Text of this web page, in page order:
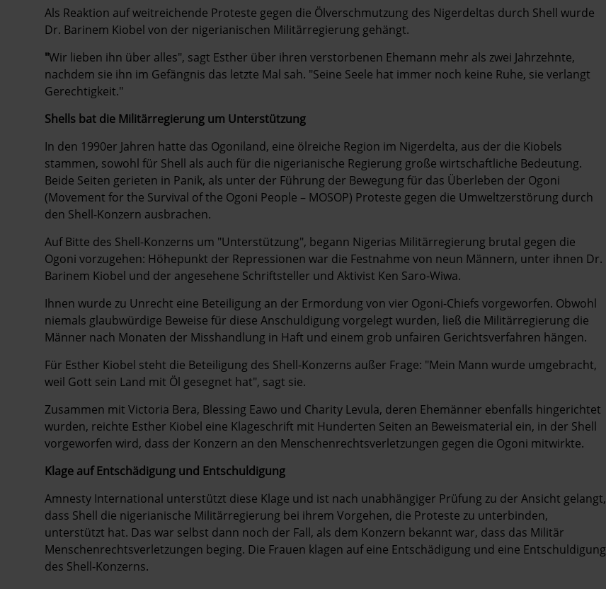
Als Reaktion auf weitreichende Proteste gegen die Ölverschmutzung des Nigerdeltas durch Shell wurde
Dr. Barinem Kiobel von der nigerianischen Militärregierung gehängt.
"Wir lieben ihn über alles", sagt Esther über ihren verstorbenen Ehemann mehr als zwei Jahrzehnte,
nachdem sie ihn im Gefängnis das letzte Mal sah. "Seine Seele hat immer noch keine Ruhe, sie verlangt
Gerechtigkeit."
Shells bat die Militärregierung um Unterstützung
In den 1990er Jahren hatte das Ogoniland, eine ölreiche Region im Nigerdelta, aus der die Kiobels
stammen, sowohl für Shell als auch für die nigerianische Regierung große wirtschaftliche Bedeutung.
Beide Seiten gerieten in Panik, als unter der Führung der Bewegung für das Überleben der Ogoni
(Movement for the Survival of the Ogoni People – MOSOP) Proteste gegen die Umweltzerstörung durch
den Shell-Konzern ausbrachen.
Auf Bitte des Shell-Konzerns um "Unterstützung", begann Nigerias Militärregierung brutal gegen die
Ogoni vorzugehen: Höhepunkt der Repressionen war die Festnahme von neun Männern, unter ihnen Dr.
Barinem Kiobel und der angesehene Schriftsteller und Aktivist Ken Saro-Wiwa.
Ihnen wurde zu Unrecht eine Beteiligung an der Ermordung von vier Ogoni-Chiefs vorgeworfen. Obwohl
niemals glaubwürdige Beweise für diese Anschuldigung vorgelegt wurden, ließ die Militärregierung die
Männer nach Monaten der Misshandlung in Haft und einem grob unfairen Gerichtsverfahren hängen.
Für Esther Kiobel steht die Beteiligung des Shell-Konzerns außer Frage: "Mein Mann wurde umgebracht,
weil Gott sein Land mit Öl gesegnet hat", sagt sie.
Zusammen mit Victoria Bera, Blessing Eawo und Charity Levula, deren Ehemänner ebenfalls hingerichtet
wurden, reichte Esther Kiobel eine Klageschrift mit Hunderten Seiten an Beweismaterial ein, in der Shell
vorgeworfen wird, dass der Konzern an den Menschenrechtsverletzungen gegen die Ogoni mitwirkte.
Klage auf Entschädigung und Entschuldigung
Amnesty International unterstützt diese Klage und ist nach unabhängiger Prüfung zu der Ansicht gelangt,
dass Shell die nigerianische Militärregierung bei ihrem Vorgehen, die Proteste zu unterbinden,
unterstützt hat. Das war selbst dann noch der Fall, als dem Konzern bekannt war, dass das Militär
Menschenrechtsverletzungen beging. Die Frauen klagen auf eine Entschädigung und eine Entschuldigung
des Shell-Konzerns.